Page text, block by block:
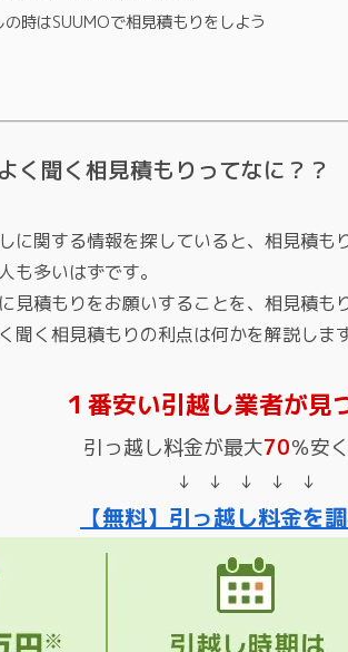
の時はSUUMOで相見積もりをしよう
く聞く相見積もりってなに？？
に関する情報を探していると、相見積も
も多いはずです。
見積もりをお願いすることを、相見積も
聞く相見積もりの利点は何かを解説します
１番安い引越し業者が見
引っ越し料金が最大70％安
↓ ↓ ↓ ↓ ↓
【無料】引っ越し料金を